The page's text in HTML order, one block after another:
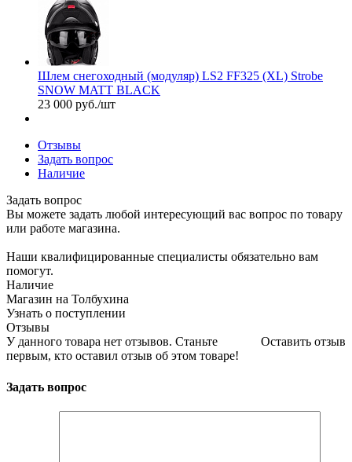
Шлем снегоходный (модуляр) LS2 FF325 (XL) Strobe
SNOW MATT BLACK
23 000 руб./шт
Отзывы
Задать вопрос
Наличие
Задать вопрос
Вы можете задать любой интересующий вас вопрос по товару
или работе магазина.
Наши квалифицированные специалисты обязательно вам
помогут.
Наличие
Магазин на Толбухина
Узнать о поступлении
Отзывы
Оставить отзыв
У данного товара нет отзывов. Станьте
первым, кто оставил отзыв об этом товаре!
Задать вопрос